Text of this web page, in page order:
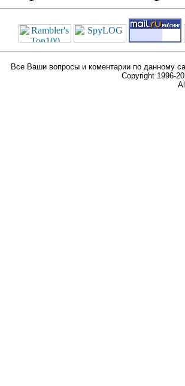
Все Ваши вопросы и коментарии по данному
Copyright 1996-